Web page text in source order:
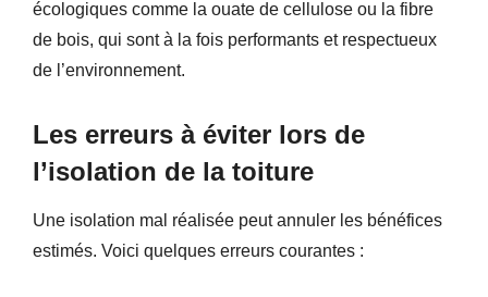
écologiques comme la ouate de cellulose ou la fibre
de bois, qui sont à la fois performants et respectueux
de l’environnement.
Les erreurs à éviter lors de
l’isolation de la toiture
Une isolation mal réalisée peut annuler les bénéfices
estimés. Voici quelques erreurs courantes :